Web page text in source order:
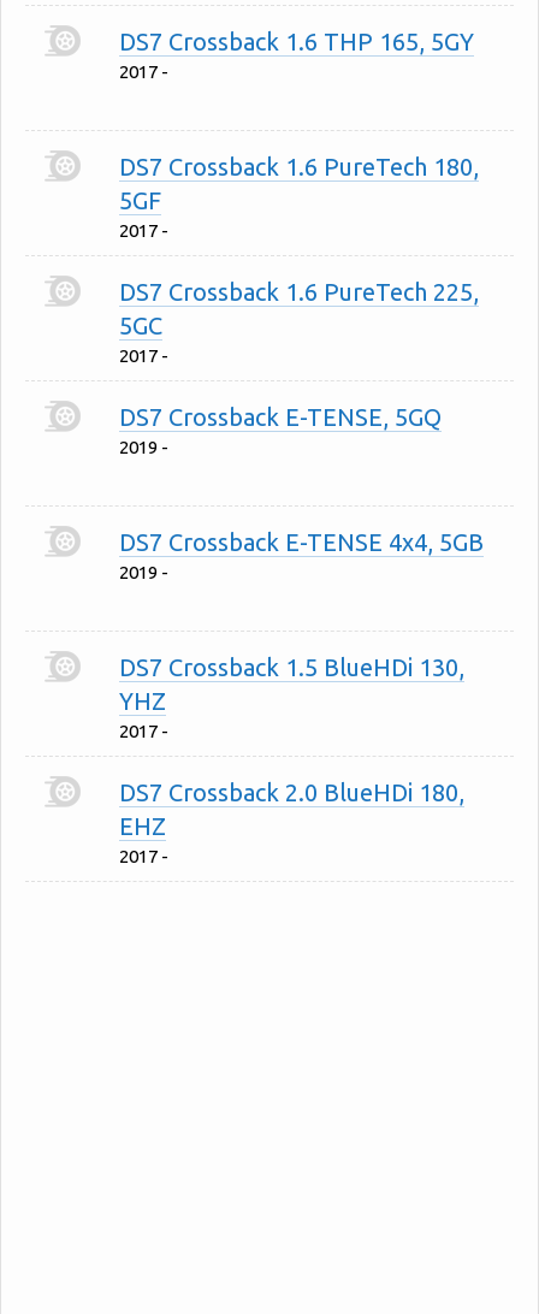
DS7 Crossback 1.6 THP 165, 5GY
2017 -
DS7 Crossback 1.6 PureTech 180,
5GF
2017 -
DS7 Crossback 1.6 PureTech 225,
5GC
2017 -
DS7 Crossback E-TENSE, 5GQ
2019 -
DS7 Crossback E-TENSE 4x4, 5GB
2019 -
DS7 Crossback 1.5 BlueHDi 130,
YHZ
2017 -
DS7 Crossback 2.0 BlueHDi 180,
EHZ
2017 -